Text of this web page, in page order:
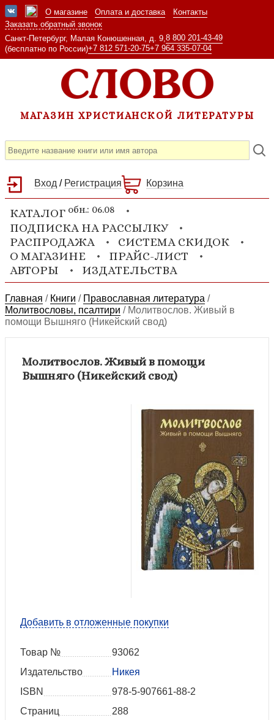
О магазине Оплата и доставка
Контакты
Заказать обратный звонок
Санкт-Петербург, Малая Конюшенная, д. 9, 8 800 201-43-49
(бесплатно по России)+7 812 571-20-75+7 964 335-07-04
МАГАЗИН ХРИСТИАНСКОЙ ЛИТЕРАТУРЫ
Вход / Регистрация Корзина
КАТАЛОГ обн.: 06.08
ПОДПИСКА НА РАССЫЛКУ
РАСПРОДАЖА
СИСТЕМА СКИДОК
О МАГАЗИНЕ
ПРАЙС-ЛИСТ
АВТОРЫ
ИЗДАТЕЛЬСТВА
Главная / Книги / Православная литература /
Молитвословы, псалтири / Молитвослов. Живый в
помощи Вышняго (Никейский свод)
Молитвослов. Живый в помощи
Вышняго (Никейский свод)
Добавить в отложенные покупки
Товар №
93062
Издательство
Никея
ISBN
978-5-907661-88-2
Страниц
288